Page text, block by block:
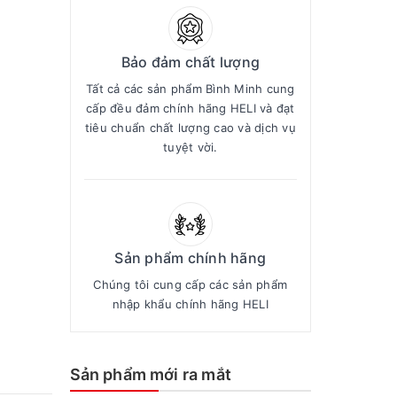
Bảo đảm chất lượng
Tất cả các sản phẩm Bình Minh cung
cấp đều đảm chính hãng HELI và đạt
tiêu chuẩn chất lượng cao và dịch vụ
tuyệt vời.
Sản phẩm chính hãng
Chúng tôi cung cấp các sản phẩm
nhập khẩu chính hãng HELI
Sản phẩm mới ra mắt